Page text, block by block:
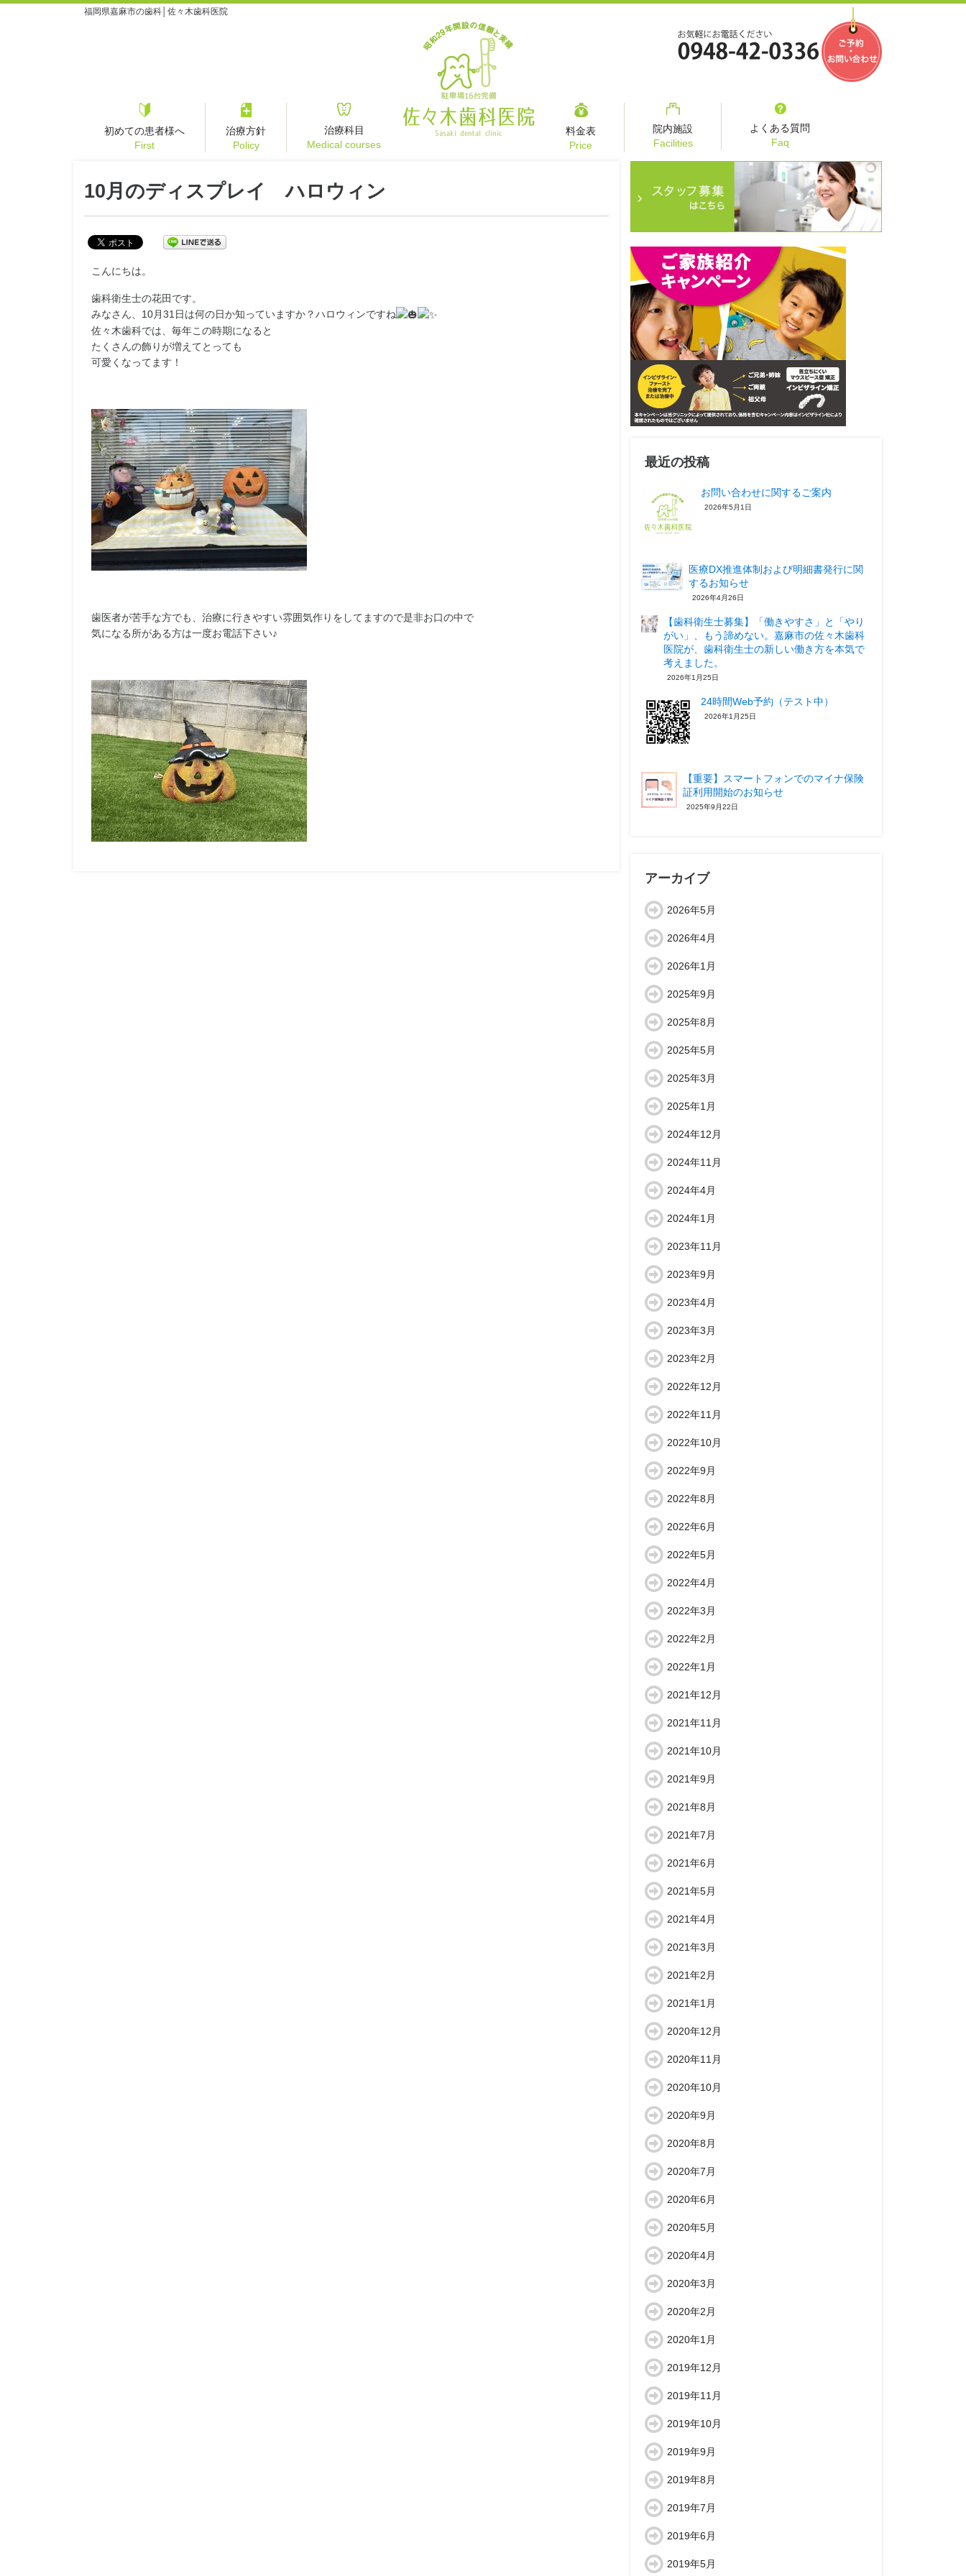
福岡県嘉麻市の歯科│佐々木歯科医院
初めての患者様へ
First
治療方針
Policy
治療科目
Medical courses
料金表
Price
院内施設
Facilities
よくある質問
Faq
10月のディスプレイ ハロウィン
こんにちは。
歯科衛生士の花田です。
みなさん、10月31日は何の日か知っていますか？ハロウィンですね
佐々木歯科では、毎年この時期になると
たくさんの飾りが増えてとっても
可愛くなってます！
歯医者が苦手な方でも、治療に行きやすい雰囲気作りをしてますので是非お口の中で
気になる所がある方は一度お電話下さい♪
最近の投稿
お問い合わせに関するご案内
2026年5月1日
医療DX推進体制および明細書発行に関
するお知らせ
2026年4月26日
【歯科衛生士募集】「働きやすさ」と「やり
がい」、もう諦めない。嘉麻市の佐々木歯科
医院が、歯科衛生士の新しい働き方を本気で
考えました。
2026年1月25日
24時間Web予約（テスト中）
2026年1月25日
【重要】スマートフォンでのマイナ保険
証利用開始のお知らせ
2025年9月22日
アーカイブ
2026年5月
2026年4月
2026年1月
2025年9月
2025年8月
2025年5月
2025年3月
2025年1月
2024年12月
2024年11月
2024年4月
2024年1月
2023年11月
2023年9月
2023年4月
2023年3月
2023年2月
2022年12月
2022年11月
2022年10月
2022年9月
2022年8月
2022年6月
2022年5月
2022年4月
2022年3月
2022年2月
2022年1月
2021年12月
2021年11月
2021年10月
2021年9月
2021年8月
2021年7月
2021年6月
2021年5月
2021年4月
2021年3月
2021年2月
2021年1月
2020年12月
2020年11月
2020年10月
2020年9月
2020年8月
2020年7月
2020年6月
2020年5月
2020年4月
2020年3月
2020年2月
2020年1月
2019年12月
2019年11月
2019年10月
2019年9月
2019年8月
2019年7月
2019年6月
2019年5月